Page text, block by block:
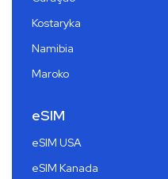
Kostaryka
Namibia
Maroko
eSIM
eSIM USA
eSIM Kanada